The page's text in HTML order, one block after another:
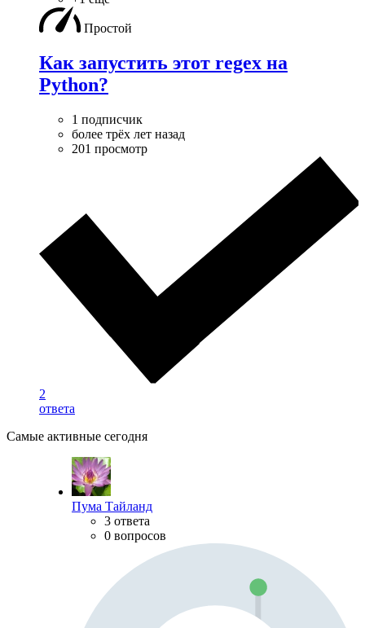
Простой
Как запустить этот regex на
Python?
1 подписчик
более трёх лет назад
201 просмотр
2
ответа
Самые активные сегодня
Пума Тайланд
3 ответа
0 вопросов